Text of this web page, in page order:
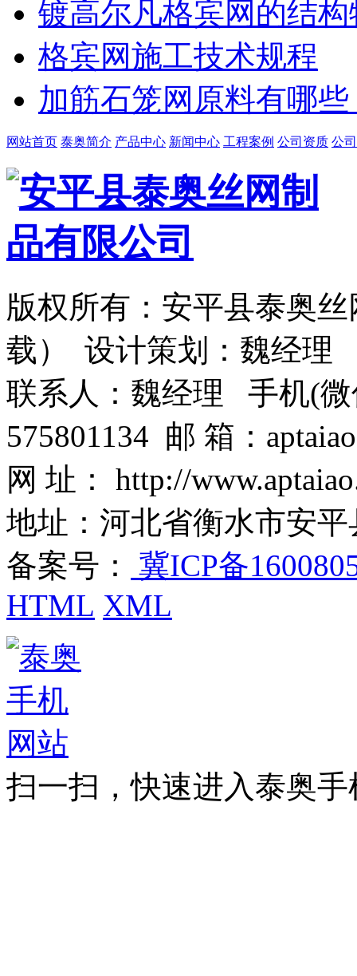
镀高尔凡格宾网的结构
格宾网施工技术规程
加筋石笼网原料有哪些
网站首页 泰奥简介 产品中心 新闻中心 工程案例 公司资质 公
版权所有：安平县泰奥
载） 设计策划：魏经理
联系人：魏经理 手机(微
575801134 邮 箱：
网 址： http://
地址：河北省衡水市安
备案号：
冀ICP备
HTML XML
扫一扫，快速进入泰奥手